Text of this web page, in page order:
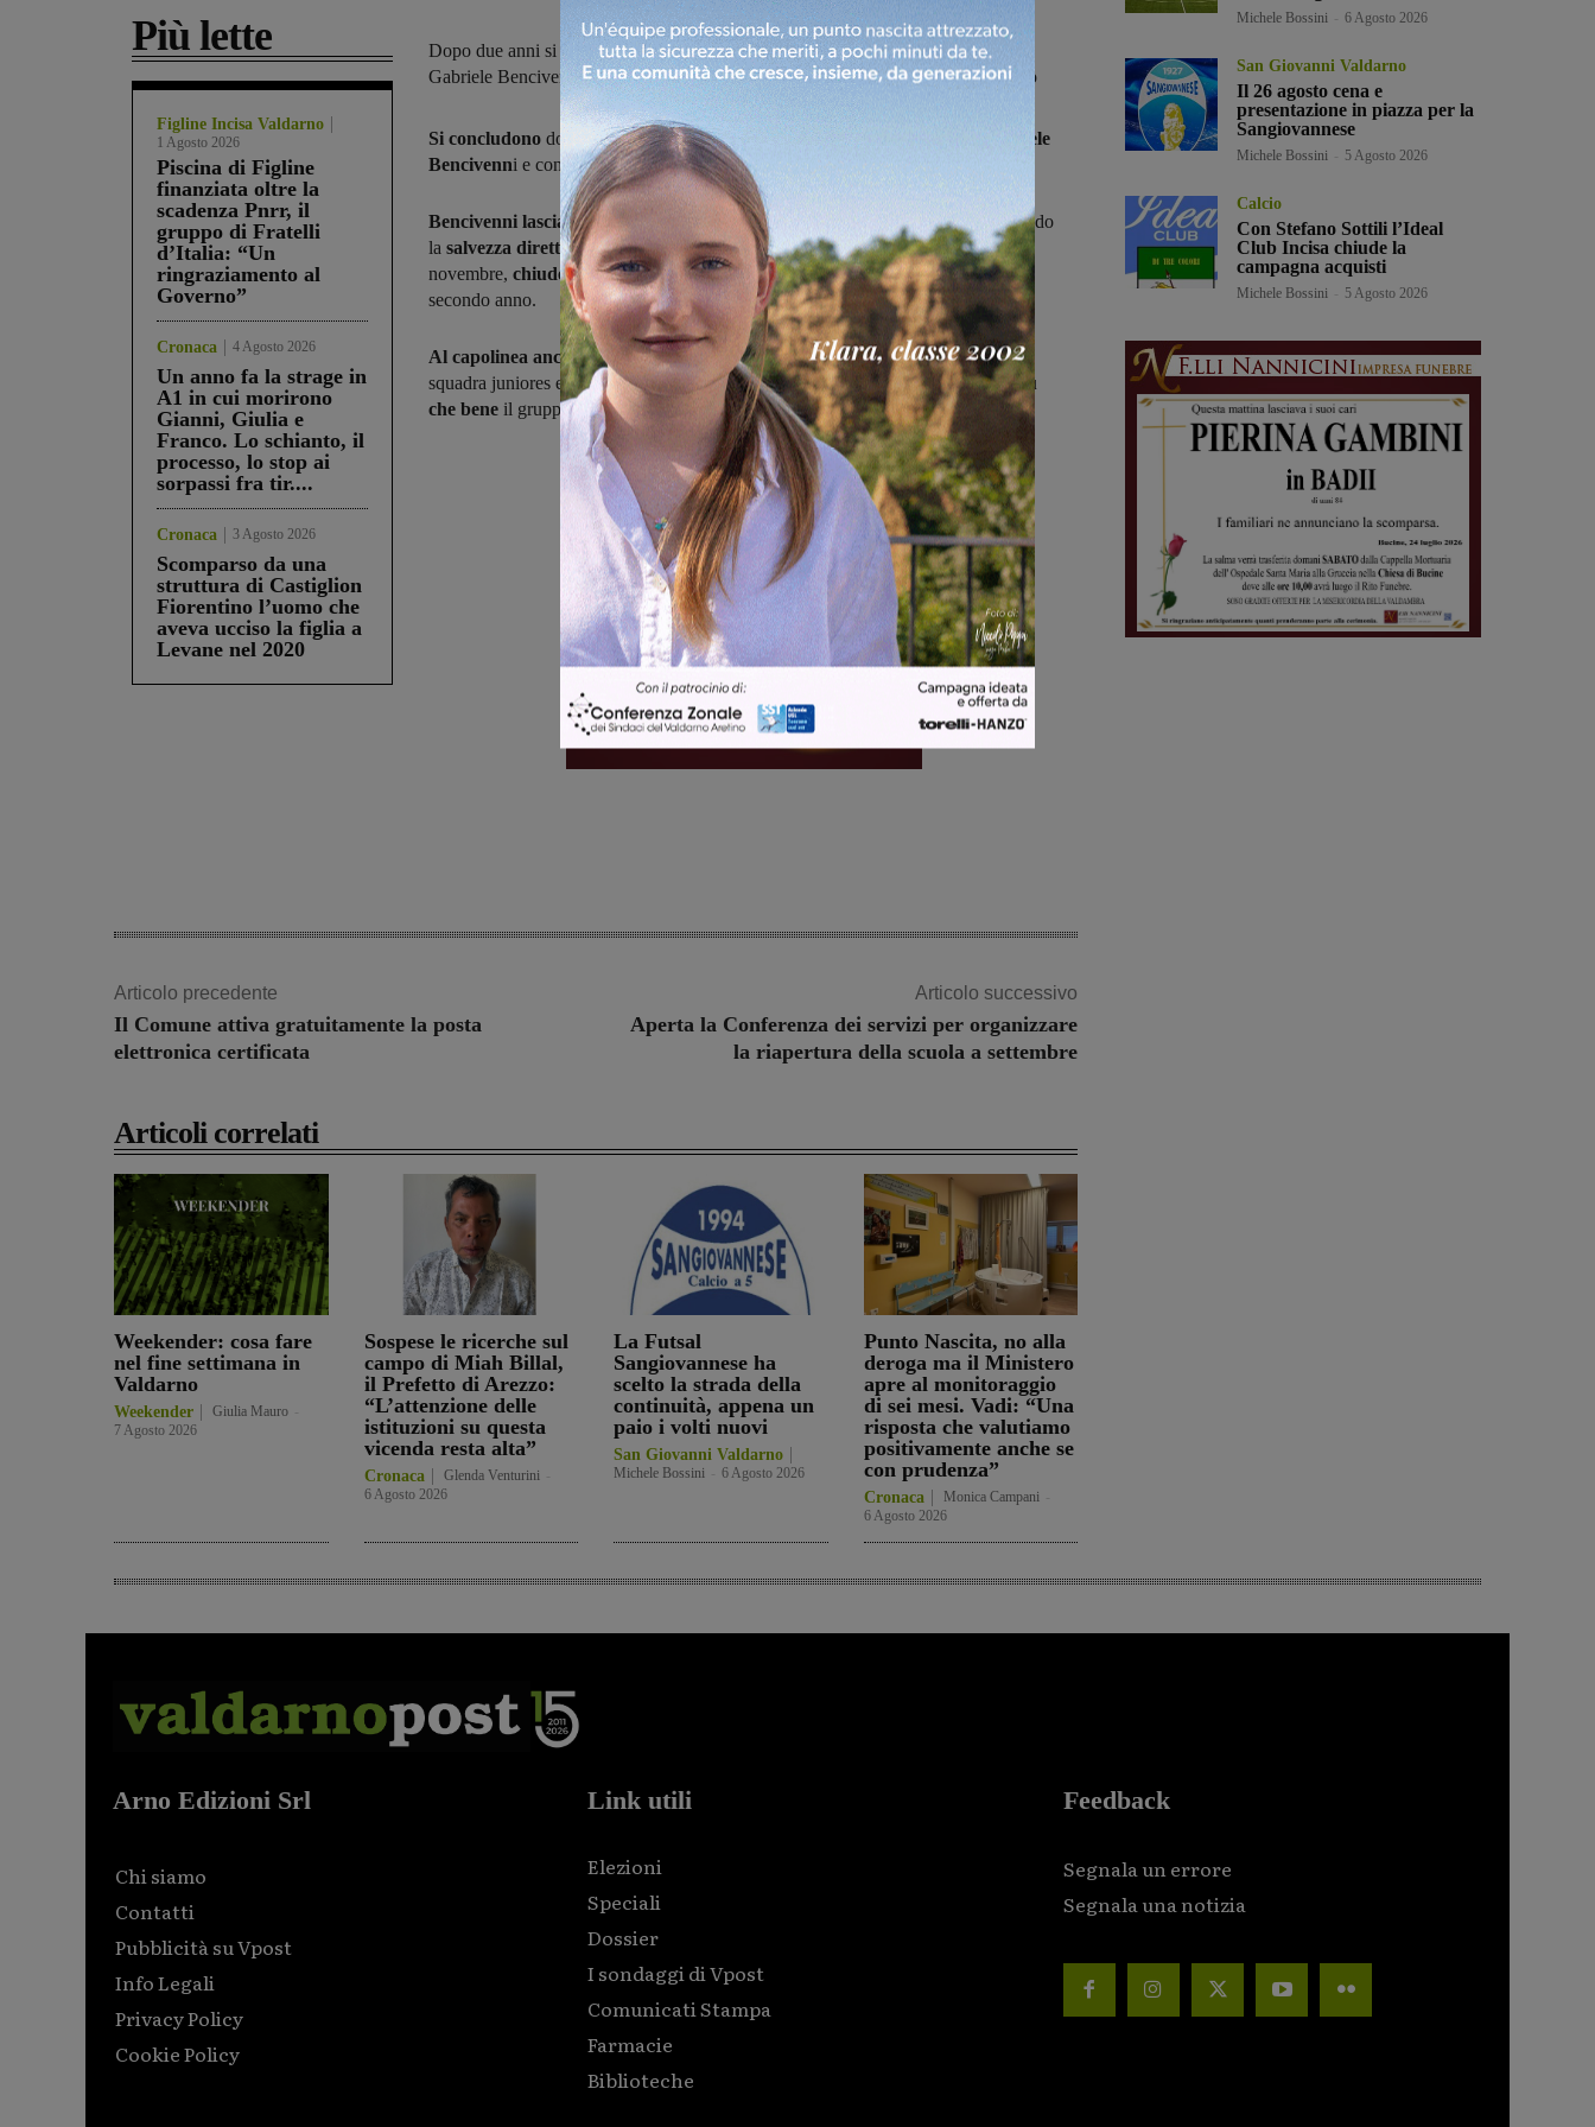
Più lette
Figline Incisa Valdarno
1 Agosto 2026
Piscina di Figline
finanziata oltre la
scadenza Pnrr, il
gruppo di Fratelli
d’Italia: “Un
ringraziamento al
Governo”
Cronaca 4 Agosto 2026
Un anno fa la strage in
A1 in cui morirono
Gianni, Giulia e
Franco. Lo schianto, il
processo, lo stop ai
sorpassi fra tir....
Cronaca 3 Agosto 2026
Scomparso da una
struttura di Castiglion
Fiorentino l’uomo che
aveva ucciso la figlia a
Levane nel 2020
Dopo due anni si è concluso il rapporto sia con il mister della prima squadra
Gabriele Bencivenni che con quello della squadra juniores Francesco Di Caterino
Si concludono dopo due anni i rapporti con il mister della prima squadra
Gabriele
Bencivenni e con quello degli junioresFrancesco Di Caterino.
Bencivenni lascia la Castelnuovese dopo due stagioni in Promozione,
centrando
la salvezza diretta il primo anno dopo averepreso la squadra in corsaa fine
novembre, chiudendo poi settimo(conquistato anche il Premio disciplina) il
secondo anno.
Al capolinea anche l'esperienza di Francesco Di Caterino,allenatore della
squadra juniores e che, pur lavorando in condizioni difficili, ha saputogestire più
che bene il gruppo.
Articolo precedente
Il Comune attiva gratuitamente la posta
elettronica certificata
Articolo successivo
Aperta la Conferenza dei servizi per organizzare
la riapertura della scuola a settembre
Articoli correlati
Weekender: cosa fare
nel fine settimana in
Valdarno
Weekender Giulia Mauro
7 Agosto 2026
Sospese le ricerche sul
campo di Miah Billal,
il Prefetto di Arezzo:
“L’attenzione delle
istituzioni su questa
vicenda resta alta”
Cronaca Glenda Venturini
6 Agosto 2026
La Futsal
Sangiovannese ha
scelto la strada della
continuità, appena un
paio i volti nuovi
San Giovanni Valdarno
Michele Bossini 6 Agosto 2026
Punto Nascita, no alla
deroga ma il Ministero
apre al monitoraggio
di sei mesi. Vadi: “Una
risposta che valutiamo
positivamente anche se
con prudenza”
Cronaca Monica Campani
6 Agosto 2026
Michele Bossini 6 Agosto 2026
San Giovanni Valdarno
Il 26 agosto cena e
presentazione in piazza per la
Sangiovannese
Michele Bossini 5 Agosto 2026
Calcio
Con Stefano Sottili l’Ideal
Club Incisa chiude la
campagna acquisti
Michele Bossini 5 Agosto 2026
Arno Edizioni Srl
Chi siamo
Contatti
Pubblicità su Vpost
Info Legali
Privacy Policy
Cookie Policy
Link utili
Elezioni
Speciali
Dossier
I sondaggi di Vpost
Comunicati Stampa
Farmacie
Biblioteche
Feedback
Segnala un errore
Segnala una notizia